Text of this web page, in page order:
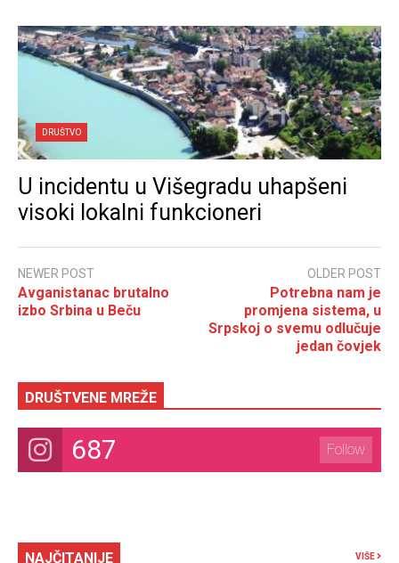
DRUŠTVO
U incidentu u Višegradu uhapšeni
visoki lokalni funkcioneri
NEWER POST
Avganistanac brutalno
izbo Srbina u Beču
OLDER POST
Potrebna nam je
promjena sistema, u
Srpskoj o svemu odlučuje
jedan čovjek
DRUŠTVENE MREŽE
687 Follow
NAJČITANIJE VIŠE